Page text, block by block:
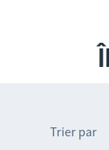
Trier par